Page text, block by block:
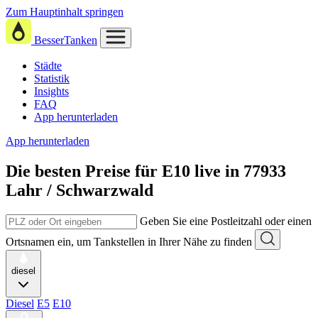
Zum Hauptinhalt springen
BesserTanken
Städte
Statistik
Insights
FAQ
App herunterladen
App herunterladen
Die besten Preise für E10 live in 77933
Lahr / Schwarzwald
Geben Sie eine Postleitzahl oder einen
Ortsnamen ein, um Tankstellen in Ihrer Nähe zu finden
diesel
Diesel E5 E10